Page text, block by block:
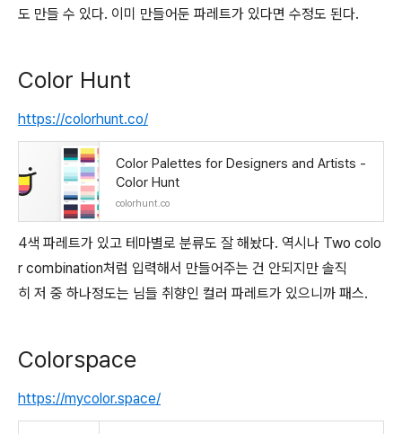
도 만들 수 있다. 이미 만들어둔 파레트가 있다면 수정도 된다.
Color Hunt
https://colorhunt.co/
Color Palettes for Designers and Artists -
Color Hunt
colorhunt.co
4색 파레트가 있고 테마별로 분류도 잘 해놨다. 역시나 Two colo
r combination처럼 입력해서 만들어주는 건 안되지만 솔직
히 저 중 하나정도는 님들 취향인 컬러 파레트가 있으니까 패스.
Colorspace
https://mycolor.space/